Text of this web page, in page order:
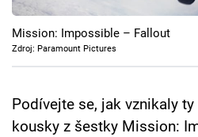
TV Program
Přihlášení
Mission: Impossible – Fallout
Zdroj: Paramount Pictures
Podívejte se, jak vznikaly
kousky z šestky Mission: